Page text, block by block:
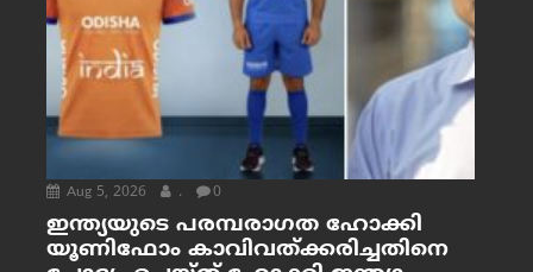
Aug 5, 2026 . 0
ഇന്ത്യയുടെ പരമ്പരാഗത ഹോക്കി
യൂണിഫോം കാവിവത്ക്കരിച്ചതിനെ